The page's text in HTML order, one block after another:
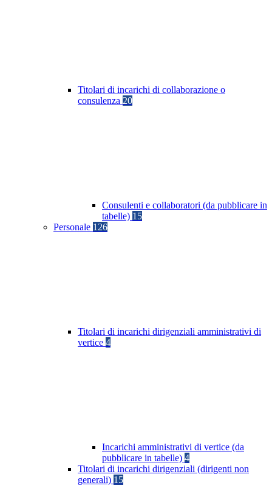
Titolari di incarichi di collaborazione o
consulenza 20
Consulenti e collaboratori (da pubblicare in
tabelle) 15
Personale 126
Titolari di incarichi dirigenziali amministrativi di
vertice 4
Incarichi amministrativi di vertice (da
pubblicare in tabelle) 4
Titolari di incarichi dirigenziali (dirigenti non
generali) 15